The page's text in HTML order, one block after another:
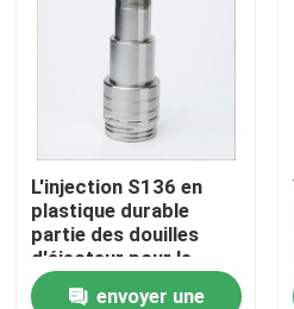
Pièces usinées en métal
Machine servo de presse
pièces de moule de
La commande numérique
L'injection S136 en
plastique durable
partie des douilles
d'éjecteur pour le
cosmétique
envoyer une